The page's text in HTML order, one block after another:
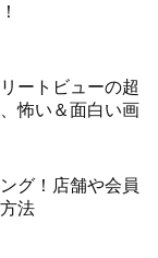
ートビューの超
怖い＆面白い画
グ！店舗や会員
法